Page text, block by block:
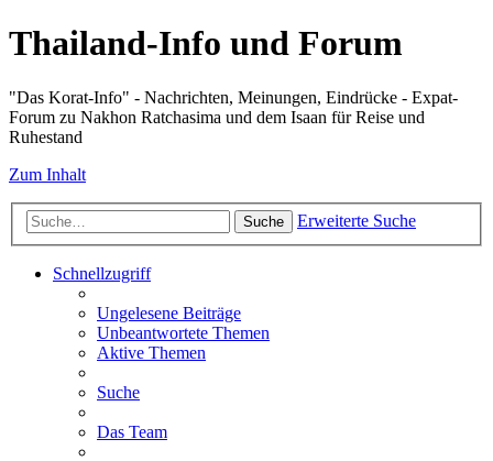
Thailand-Info und Forum
"Das Korat-Info" - Nachrichten, Meinungen, Eindrücke - Expat-
Forum zu Nakhon Ratchasima und dem Isaan für Reise und
Ruhestand
Zum Inhalt
Suche Erweiterte Suche
Schnellzugriff
Ungelesene Beiträge
Unbeantwortete Themen
Aktive Themen
Suche
Das Team